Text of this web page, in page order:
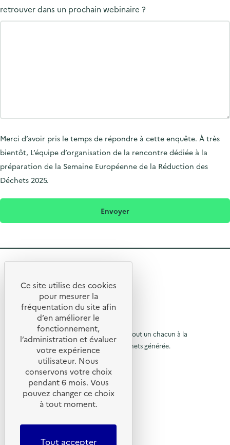
retrouver dans un prochain webinaire ?
Merci d’avoir pris le temps de répondre à cette enquête. À très
bientôt, L’équipe d’organisation de la rencontre dédiée à la
préparation de la Semaine Européenne de la Réduction des
Déchets 2025.
Envoyer
e
t
o
u
r
à
a
© 2026 SERD
L’objectif de la SERD est de sensibiliser tout un chacun à la
nécessité de réduire la quantité de déchets générée.
SUIVEZ-NOUS
X (anciennement Twitter)
Linkedin
Instagram
LIENS UTILES
Ce site utilise des cookies
pour mesurer la
fréquentation du site afin
d’en améliorer le
fonctionnement,
l’administration et évaluer
votre expérience
utilisateur. Nous
conservons votre choix
pendant 6 mois. Vous
pouvez changer ce choix
à tout moment.
Tout accepter